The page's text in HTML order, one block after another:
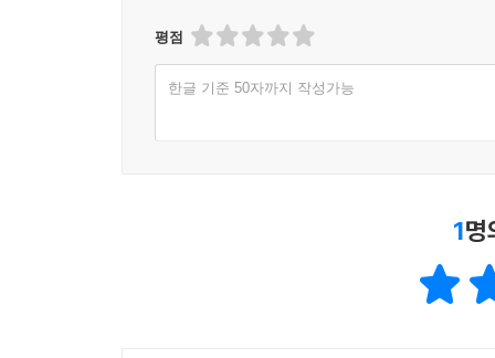
평점
한글 기준 50자까지 작성가능
1명